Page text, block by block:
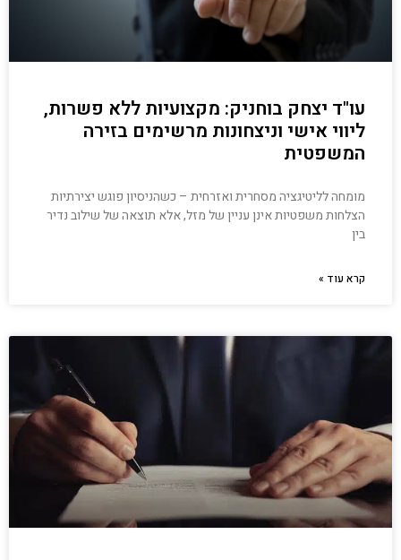
עו"ד יצחק בוחניק: מקצועיות ללא פשרות,
ליווי אישי וניצחונות מרשימים בזירה
המשפטית
מומחה לליטיגציה מסחרית ואזרחית – כשהניסיון פוגש יצירתיות
הצלחות משפטיות אינן עניין של מזל, אלא תוצאה של שילוב נדיר
בין
קרא עוד »